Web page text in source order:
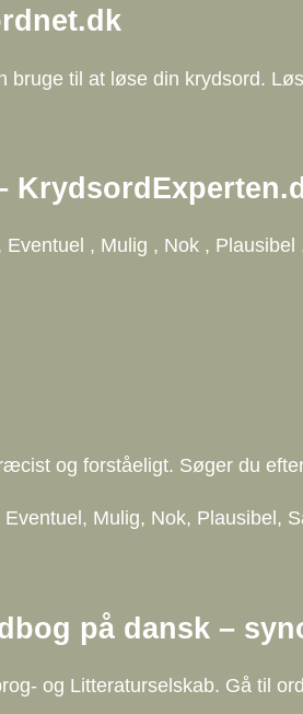
bruge til at løse din krydsord.
Eventuel , Mulig , Nok ,
og forståeligt. Søger du
Mulig, Nok,
på dansk –
og Litteraturselskab. Gå til